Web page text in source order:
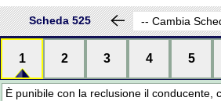
Scheda 525
1 2 3 4 5
È punibile con la reclusione il conducente,